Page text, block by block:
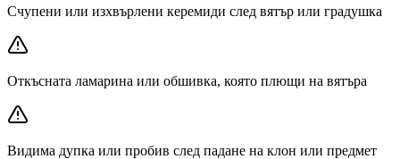
Счупени или изхвърлени керемиди след вятър или градушка
Откъсната ламарина или обшивка, която плющи на вятъра
Видима дупка или пробив след падане на клон или предмет